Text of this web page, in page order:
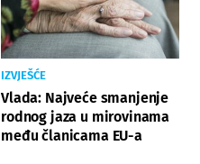
IZVJEŠĆE
Vlada: Najveće smanjenje
rodnog jaza u mirovinama
među članicama EU-a